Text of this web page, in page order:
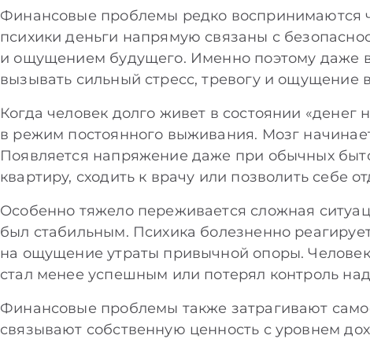
Финансовые проблемы редко воспринимаются
психики деньги напрямую связаны с
и ощущением будущего. Именно поэтому даже
вызывать сильный стресс, тревогу и ощущение
Когда человек долго живет в состоянии «денег
в режим постоянного выживания. Мозг
Появляется напряжение даже при обычных
квартиру, сходить к врачу или позволить себе
Особенно тяжело переживается сложная
был стабильным. Психика болезненно
на ощущение утраты привычной опоры.
стал менее успешным или потерял контроль
Финансовые проблемы также затрагивают
связывают собственную ценность с уровнем